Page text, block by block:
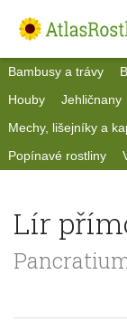
Bambusy a trávy
Houby
Jehličnany
Mechy, lišejníky a
Popínavé rostliny
Lír